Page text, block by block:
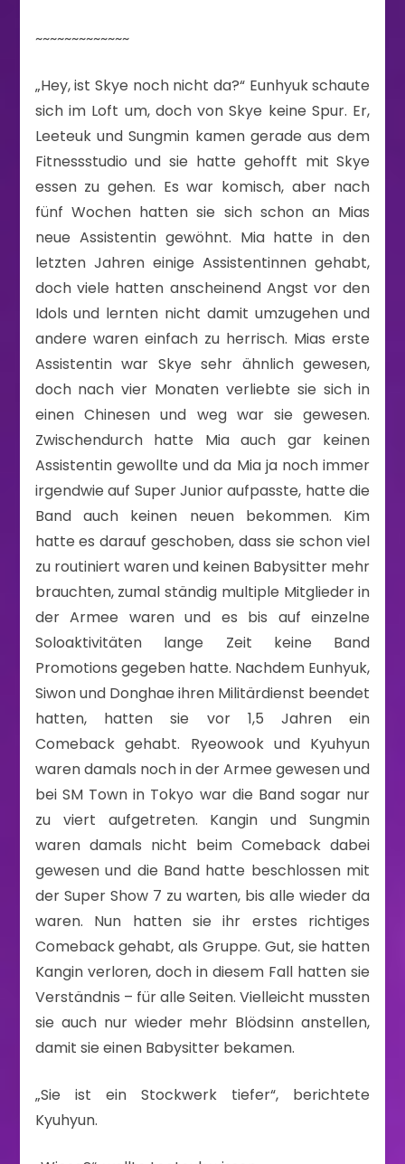
~~~~~~~~~~~~~
„Hey, ist Skye noch nicht da?“ Eunhyuk schaute
sich im Loft um, doch von Skye keine Spur. Er,
Leeteuk und Sungmin kamen gerade aus dem
Fitnessstudio und sie hatte gehofft mit Skye
essen zu gehen. Es war komisch, aber nach
fünf Wochen hatten sie sich schon an Mias
neue Assistentin gewöhnt. Mia hatte in den
letzten Jahren einige Assistentinnen gehabt,
doch viele hatten anscheinend Angst vor den
Idols und lernten nicht damit umzugehen und
andere waren einfach zu herrisch. Mias erste
Assistentin war Skye sehr ähnlich gewesen,
doch nach vier Monaten verliebte sie sich in
einen Chinesen und weg war sie gewesen.
Zwischendurch hatte Mia auch gar keinen
Assistentin gewollte und da Mia ja noch immer
irgendwie auf Super Junior aufpasste, hatte die
Band auch keinen neuen bekommen. Kim
hatte es darauf geschoben, dass sie schon viel
zu routiniert waren und keinen Babysitter mehr
brauchten, zumal ständig multiple Mitglieder in
der Armee waren und es bis auf einzelne
Soloaktivitäten lange Zeit keine Band
Promotions gegeben hatte. Nachdem Eunhyuk,
Siwon und Donghae ihren Militärdienst beendet
hatten, hatten sie vor 1,5 Jahren ein
Comeback gehabt. Ryeowook und Kyuhyun
waren damals noch in der Armee gewesen und
bei SM Town in Tokyo war die Band sogar nur
zu viert aufgetreten. Kangin und Sungmin
waren damals nicht beim Comeback dabei
gewesen und die Band hatte beschlossen mit
der Super Show 7 zu warten, bis alle wieder da
waren. Nun hatten sie ihr erstes richtiges
Comeback gehabt, als Gruppe. Gut, sie hatten
Kangin verloren, doch in diesem Fall hatten sie
Verständnis – für alle Seiten. Vielleicht mussten
sie auch nur wieder mehr Blödsinn anstellen,
damit sie einen Babysitter bekamen.
„Sie ist ein Stockwerk tiefer“, berichtete
Kyuhyun.